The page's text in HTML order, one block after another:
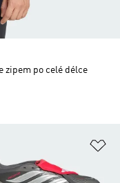
zipem po celé délce